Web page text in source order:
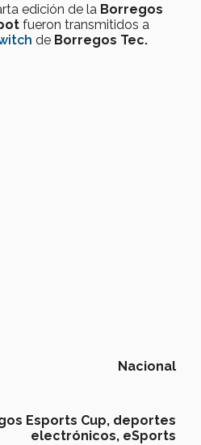
edición de la Borregos
fueron transmitidos a
de Borregos Tec.
Nacional
Esports Cup, deportes
electrónicos, eSports